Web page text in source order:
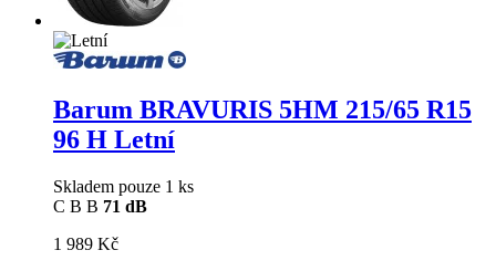
Barum BRAVURIS 5HM 215/65 R15
96 H Letní
Skladem pouze 1 ks
C B B 71 dB
1 989 Kč